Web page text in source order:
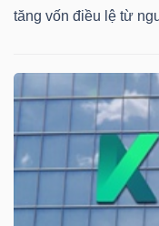
tăng vốn điều lệ từ
BẤT
chứng
khoán